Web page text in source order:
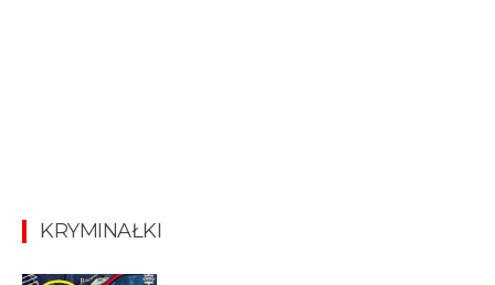
KRYMINAŁKI